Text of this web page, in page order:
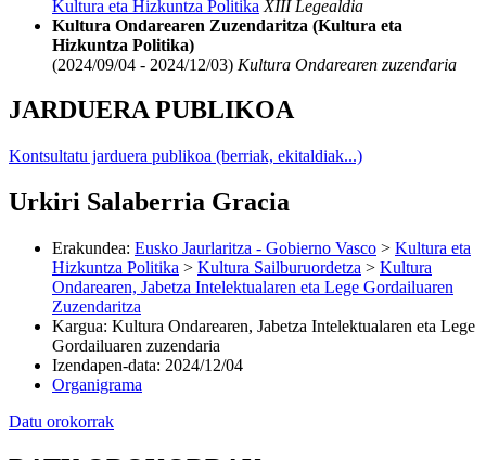
Kultura eta Hizkuntza Politika XIII Legealdia
Kultura Ondarearen Zuzendaritza (Kultura eta
Hizkuntza Politika)
(2024/09/04 - 2024/12/03) Kultura Ondarearen zuzendaria
JARDUERA PUBLIKOA
Kontsultatu jarduera publikoa (berriak, ekitaldiak...)
Urkiri Salaberria Gracia
Erakundea: Eusko Jaurlaritza - Gobierno Vasco > Kultura eta
Hizkuntza Politika > Kultura Sailburuordetza > Kultura
Ondarearen, Jabetza Intelektualaren eta Lege Gordailuaren
Zuzendaritza
Kargua: Kultura Ondarearen, Jabetza Intelektualaren eta Lege
Gordailuaren zuzendaria
Izendapen-data: 2024/12/04
Organigrama
Datu orokorrak